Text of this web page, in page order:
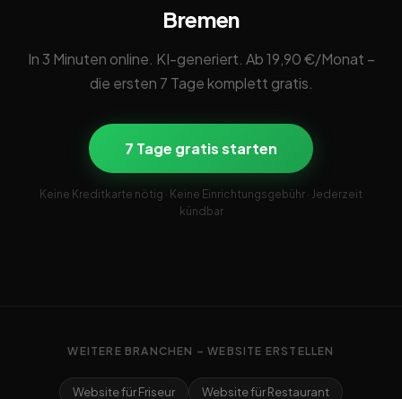
Bremen
In 3 Minuten online. KI-generiert. Ab 19,90 €/Monat –
die ersten 7 Tage komplett gratis.
7 Tage gratis starten
Keine Kreditkarte nötig · Keine Einrichtungsgebühr · Jederzeit
kündbar
WEITERE BRANCHEN – WEBSITE ERSTELLEN
Website für Friseur
Website für Restaurant